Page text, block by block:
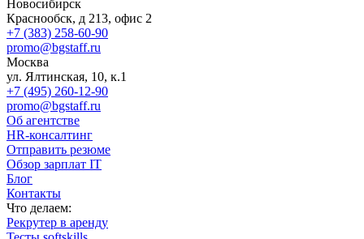
Новосибирск
Краснообск, д 213, офис 2
+7 (383) 258-60-90
promo@bgstaff.ru
Москва
ул. Ялтинская, 10, к.1
+7 (495) 260-12-90
promo@bgstaff.ru
Об агентстве
HR-консалтинг
Отправить резюме
Обзор зарплат IT
Блог
Контакты
Что делаем:
Рекрутер в аренду